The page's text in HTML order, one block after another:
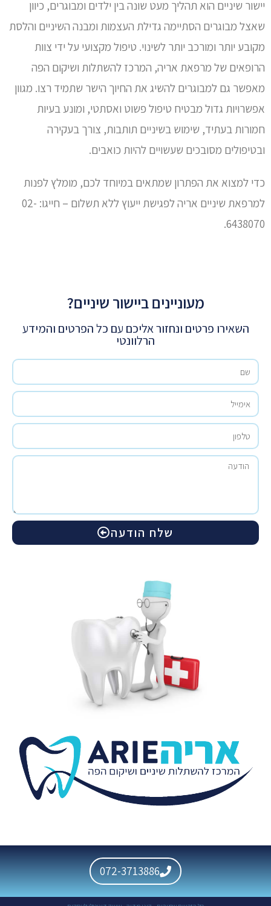
יישור שיניים הוא תהליך מעט שונה בין ילדים ומבוגרים, כיוון
שאצל מבוגרים הסתיימה גדילת העצמות ומבנה השיניים והלסת
מקובע יותר ומורכב יותר לשינוי. טיפול מקצועי על ידי צוות
הרופאים של מרפאת אריה, המרכז להשתלות ושיקום הפה
מאפשר גם למבוגרים להשיג את החיוך הישר שתמיד רצו. מגוון
אפשרויות גדול מבטיח טיפול פשוט ואסתטי, ומונע בעיות
חמורות בעתיד, שימוש בשיניים תותבות, צורך בעקירה
ובטיפולים מסובכים שעשויים להיות כואבים.
כדי למצוא את הפתרון שמתאים במיוחד לכם, מומלץ לפנות
למרפאת שיניים אריה לפגישת ייעוץ ללא תשלום – חייגו: 02-
6438070.
מעוניינים ביישור שיניים?
השאירו פרטים ונחזור אליכם עם כל הפרטים והמידע
הרלוונטי
שלח הודעה
072-3713886